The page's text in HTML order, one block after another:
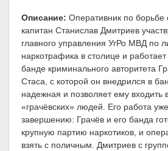
Описание: Оперативник по борьбе
капитан Станислав Дмитриев
главного управления УгРо МВД по
наркотрафика в столице и
банде криминального авторитета
Стаса, с которой он внедрился в
надежная и позволяет ему входить
«грачёвских» людей. Его работа
завершению: Грачёв и его банда
крупную партию наркотиков, и
взять с поличным. Дмитриев с